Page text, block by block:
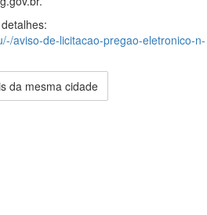
aviso-de-licitacao-pregao-eletronico-n-
da mesma cidade